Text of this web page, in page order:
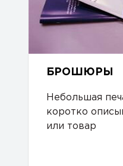
БРОШЮРЫ
Небольшая
коротко
или товар